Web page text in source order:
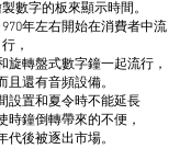
數字的板來顯示時間。
年左右開始在消費者中流
行，
旋轉盤式數字鐘一起流行，
且還有音頻設備。
設置和夏令時不能延長
時鐘倒轉帶來的不便，
代後被逐出市場。